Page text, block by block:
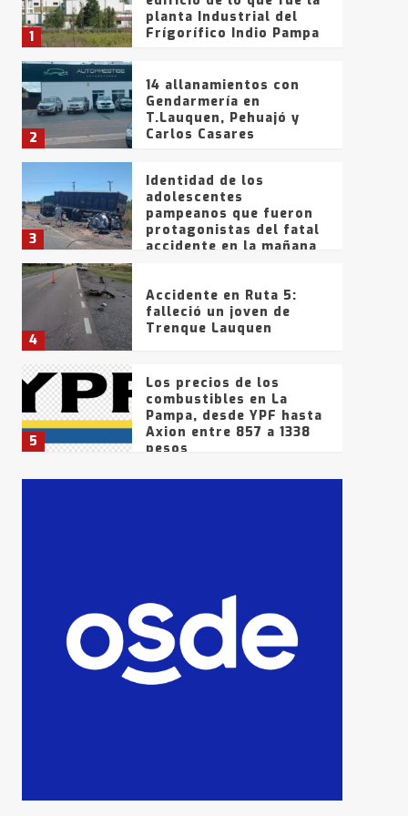
1
planta Industrial del
Frígorífico Indio Pampa
2
14 allanamientos con
Gendarmería en
T.Lauquen, Pehuajó y
Carlos Casares
3
Identidad de los
adolescentes
pampeanos que fueron
protagonistas del fatal
accidente en la mañana
4
Accidente en Ruta 5:
falleció un joven de
Trenque Lauquen
5
Los precios de los
combustibles en La
Pampa, desde YPF hasta
Axion entre 857 a 1338
pesos
La Bolsa de Cereales de
que intentaron evadir a
la Policía fueron
detenidos por
comercialización de
drogas en la tarde del
sábado